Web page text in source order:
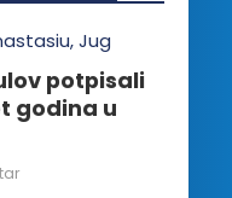
potpisali
godina u